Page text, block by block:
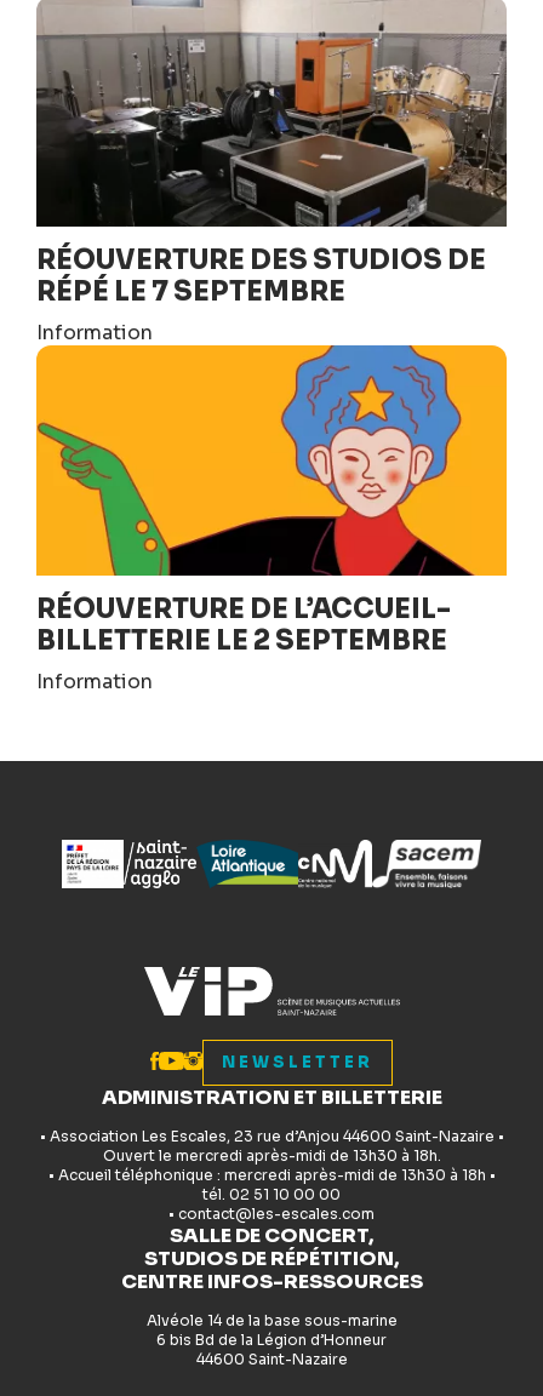
RÉOUVERTURE DES STUDIOS DE
RÉPÉ LE 7 SEPTEMBRE
Information
RÉOUVERTURE DE L’ACCUEIL-
BILLETTERIE LE 2 SEPTEMBRE
Information
NEWSLETTER
ADMINISTRATION ET BILLETTERIE
• Association Les Escales, 23 rue d’Anjou 44600 Saint-Nazaire •
Ouvert le mercredi après-midi de 13h30 à 18h.
• Accueil téléphonique : mercredi après-midi de 13h30 à 18h •
tél. 02 51 10 00 00
• contact@les-escales.com
SALLE DE CONCERT,
STUDIOS DE RÉPÉTITION,
CENTRE INFOS-RESSOURCES
Alvéole 14 de la base sous-marine
6 bis Bd de la Légion d’Honneur
44600 Saint-Nazaire